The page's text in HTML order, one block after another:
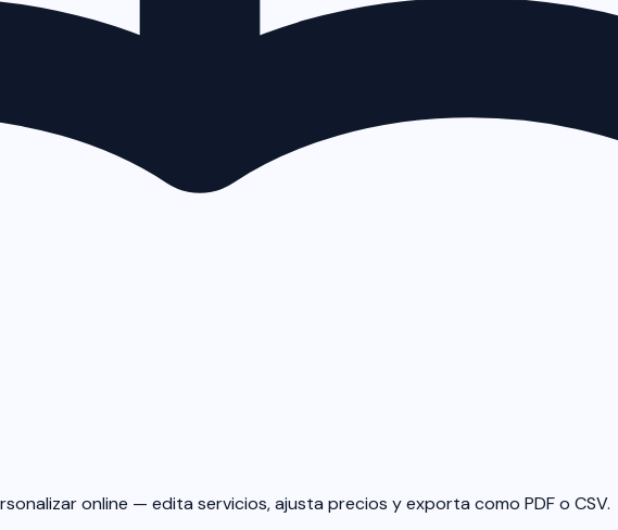
online — edita servicios, ajusta precios y exporta como PDF o CSV.